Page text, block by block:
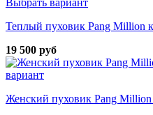
Теплый пуховик Pang Million
19 500 руб
вариант
Женский пуховик Pang Million